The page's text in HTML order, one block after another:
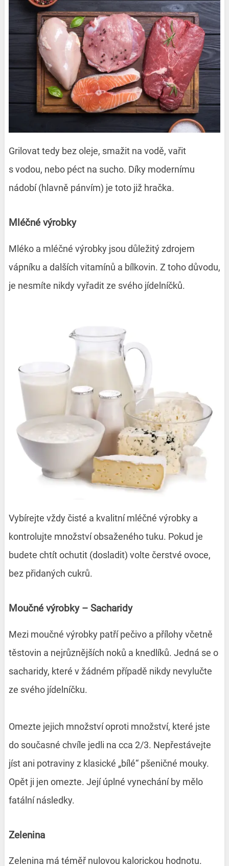
Grilovat tedy bez oleje, smažit na vodě, vařit
s vodou, nebo péct na sucho. Díky modernímu
nádobí (hlavně pánvím) je toto již hračka.
Mléčné výrobky
Mléko a mléčné výrobky jsou důležitý zdrojem
vápníku a dalších vitamínů a bílkovin. Z toho důvodu,
je nesmíte nikdy vyřadit ze svého jídelníčků.
Vybírejte vždy čisté a kvalitní mléčné výrobky a
kontrolujte množství obsaženého tuku. Pokud je
budete chtít ochutit (dosladit) volte čerstvé ovoce,
bez přidaných cukrů.
Moučné výrobky – Sacharidy
Mezi moučné výrobky patří pečivo a přílohy včetně
těstovin a nejrůznějších noků a knedlíků. Jedná se o
sacharidy, které v žádném případě nikdy nevylučte
ze svého jídelníčku.
Omezte jejich množství oproti množství, které jste
do současné chvíle jedli na cca 2/3. Nepřestávejte
jíst ani potraviny z klasické „bílé“ pšeničné mouky.
Opět ji jen omezte. Její úplné vynechání by mělo
fatální následky.
Zelenina
Zelenina má téměř nulovou kalorickou hodnotu.